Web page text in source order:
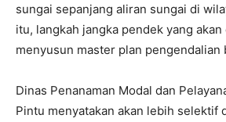
sungai sepanjang aliran sungai di
itu, langkah jangka pendek yang akan
menyusun master plan pengendalian
Dinas Penanaman Modal dan
Pintu menyatakan akan lebih selektif